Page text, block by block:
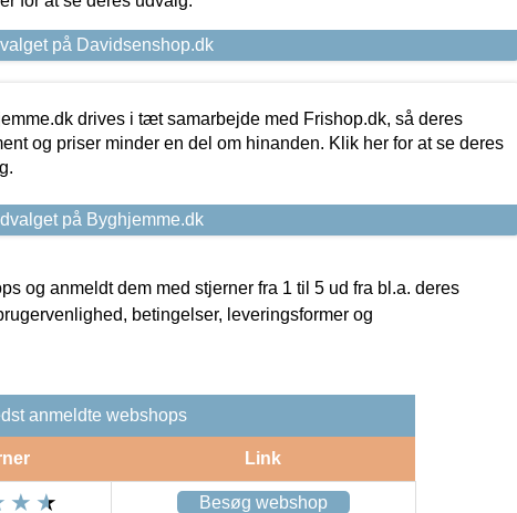
på Davidsenshop.dk
drives i tæt samarbejde med Frishop.dk, så deres
og priser minder en del om hinanden. Klik her for at se deres
på Byghjemme.dk
og anmeldt dem med stjerner fra 1 til 5 ud fra bl.a. deres
betingelser, leveringsformer og
anmeldte webshops
Link
Besøg webshop